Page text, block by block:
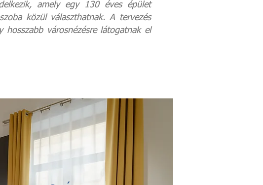
amely egy 130 éves épület
közül választhatnak. A tervezés
városnézésre látogatnak el